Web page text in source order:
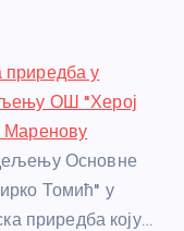
e
st
у
ОШ "Херој
Маренову
Основне
Томић" у
приредба коју…